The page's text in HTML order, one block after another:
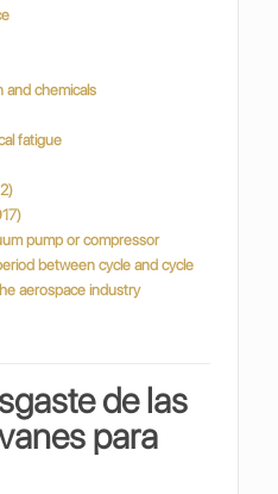
and chemicals
fatigue
pump or compressor
between cycle and cycle
aerospace industry
de las
para